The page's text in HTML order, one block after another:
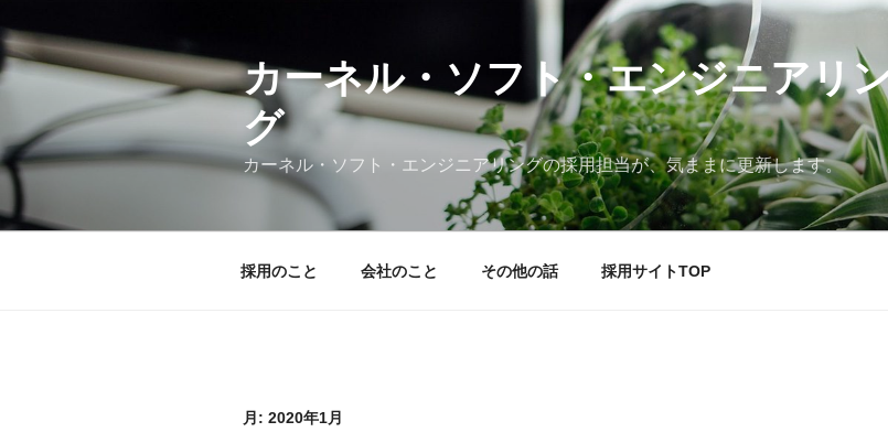
ン
テ
へ
ス
ッ
カーネル・ソフト・エンジニアリ
グ
カーネル・ソフト・エンジニアリングの採用担当が、気ままに更新します。
採用のこと 会社のこと その他の話 採用サイトTOP
月: 2020年1月